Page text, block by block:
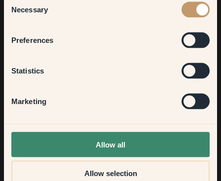
Selection
Necessary
Preferences
Statistics
Marketing
Allow all
Allow selection
Vad är ditt bästa tips till någon som vill måla om?
Var modig! Överanalysera inte. Börja med en vägg eller ett rum
– och låt färgen göra sitt magiska. Och kom ihåg, det är bara
Vilken skulle vara din favoritfärg från Klints färgpalett om
Åh, det är nästan omöjligt! Men jag skulle säga 116 — Belle –
None of the above